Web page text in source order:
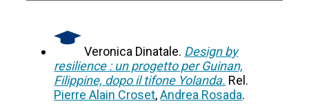
Veronica Dinatale. Design by
resilience : un progetto per Guinan,
Filippine, dopo il tifone Yolanda. Rel.
Pierre Alain Croset,Andrea Rosada.